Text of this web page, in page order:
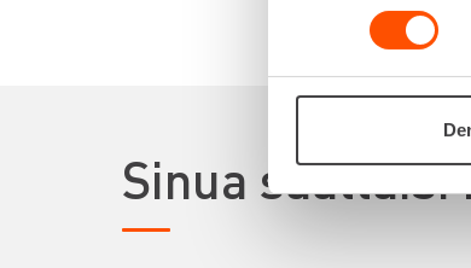
Sinua saattaisi